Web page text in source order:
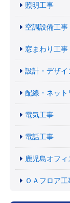
照明工事
空調設備工事
窓まわり工事
設計・デザイ
配線・ネット
電気工事
電話工事
鹿児島オフ
ＯＡフロア工